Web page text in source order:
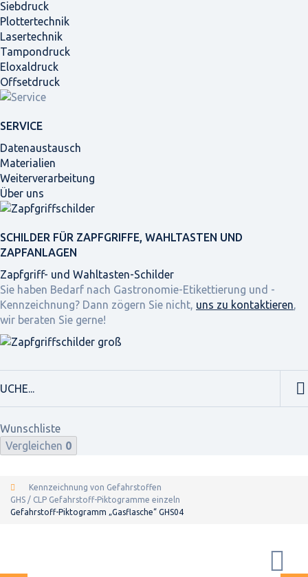
Siebdruck
Plottertechnik
Lasertechnik
Tampondruck
Eloxaldruck
Offsetdruck
SERVICE
Datenaustausch
Materialien
Weiterverarbeitung
Über uns
SCHILDER FÜR ZAPFGRIFFE, WAHLTASTEN UND
ZAPFANLAGEN
Zapfgriff- und Wahltasten-Schilder
Sie haben Bedarf nach Gastronomie-Etikettierung und -
Kennzeichnung? Dann zögern Sie nicht, uns zu kontaktieren,
wir beraten Sie gerne!
Wunschliste
Vergleichen 0
Kennzeichnung von Gefahrstoffen
GHS / CLP Gefahrstoff-Piktogramme einzeln
Gefahrstoff-Piktogramm „Gasflasche“ GHS04